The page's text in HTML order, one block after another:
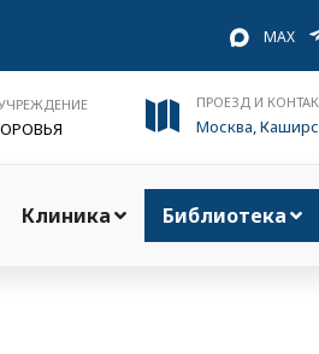
MAX
ПРОЕЗД И
Москва,
Клиника Библиотека